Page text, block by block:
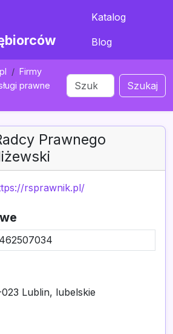
Katalog
Blog
Firmy
prawne
Szukaj
Prawnego
rsprawnik.pl/
Lublin, lubelskie